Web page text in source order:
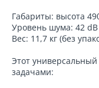
Габариты: высота
Уровень шума: 42 dB
Вес: 11,7 кг (без
Этот
задачами: